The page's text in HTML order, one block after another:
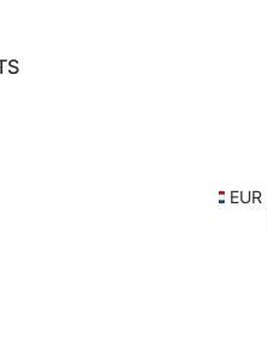
EUR